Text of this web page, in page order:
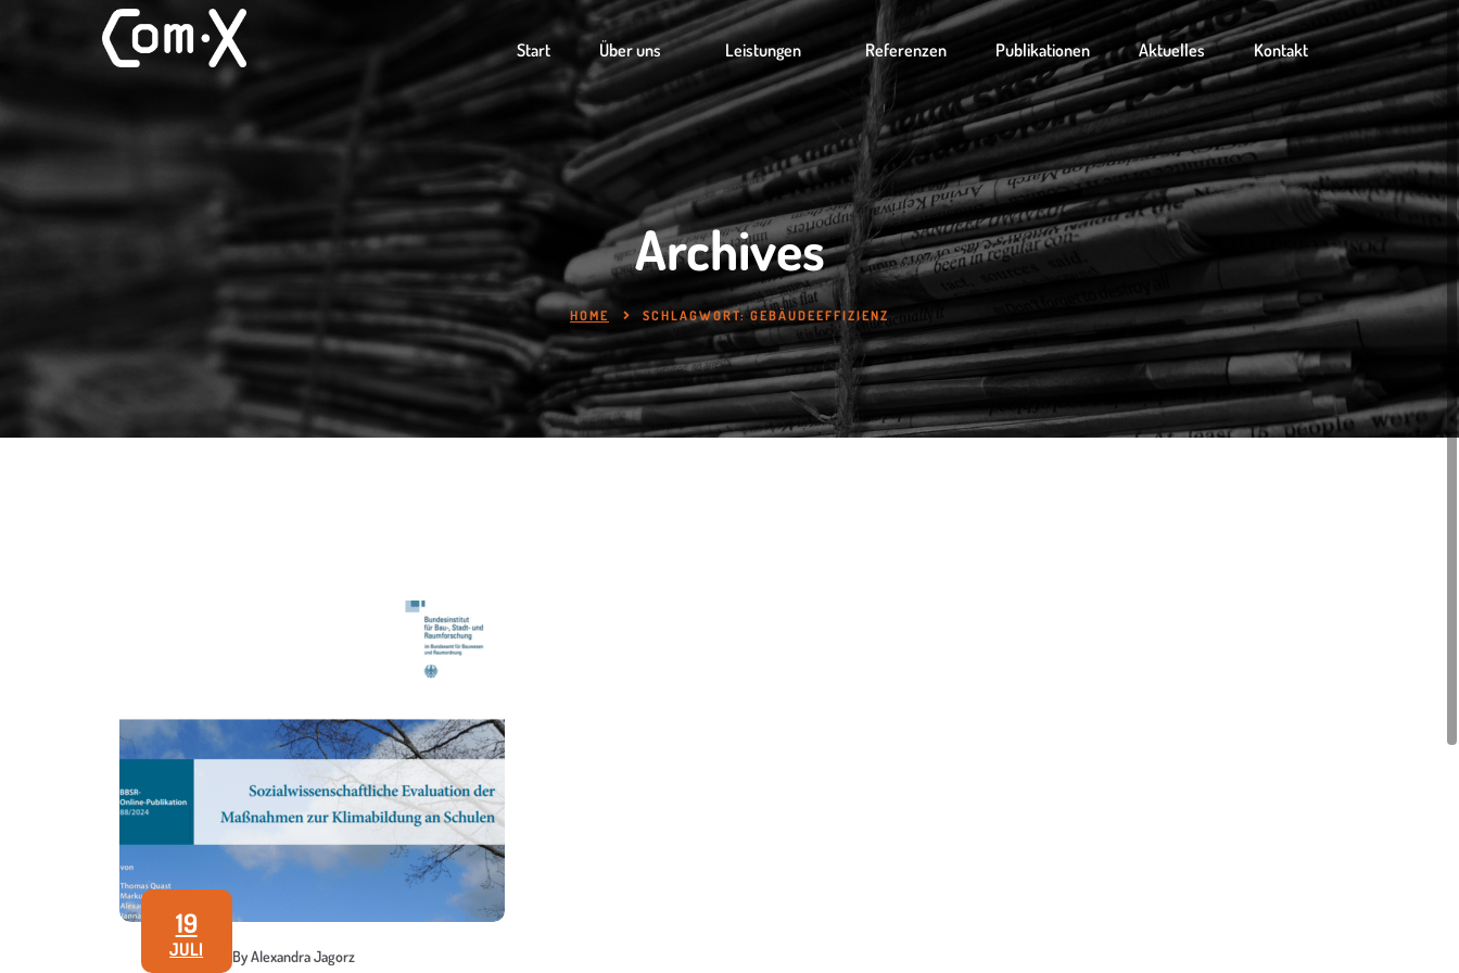
Start Über uns Leistungen Referenzen Publikationen Aktuelles Kontakt
Archives
HOME SCHLAGWORT:GEBÄUDEEFFIZIENZ
19
JULI By Alexandra Jagorz